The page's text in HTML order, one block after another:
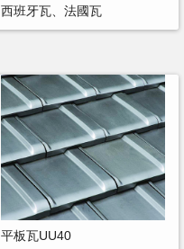
西班牙瓦、法國瓦
平板瓦UU40